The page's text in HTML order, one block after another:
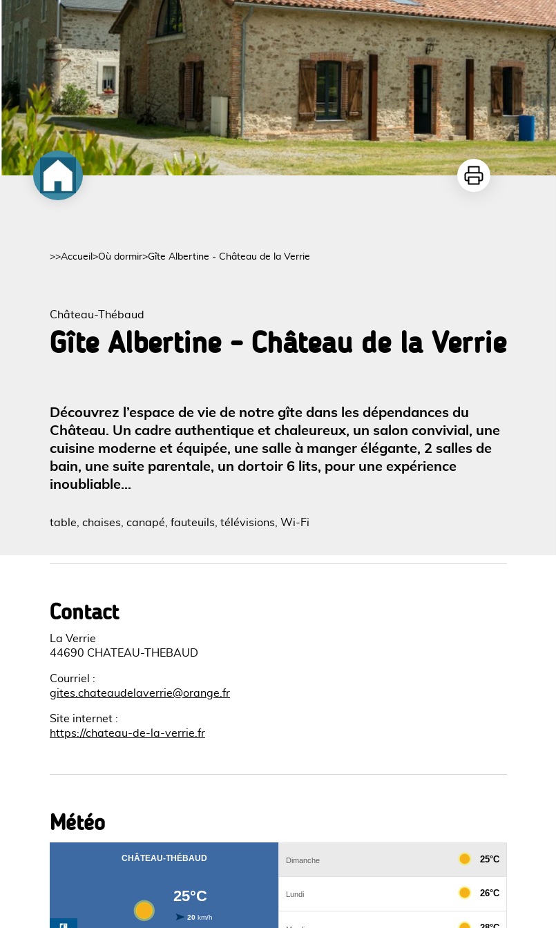
Imprimer
>>Accueil >Où dormir>Gîte Albertine - Château de la Verrie
Château-Thébaud
Gîte Albertine - Château de la Verrie
Découvrez l’espace de vie de notre gîte dans les dépendances du
Château. Un cadre authentique et chaleureux, un salon convivial, une
cuisine moderne et équipée, une salle à manger élégante, 2 salles de
bain, une suite parentale, un dortoir 6 lits, pour une expérience
inoubliable...
table, chaises, canapé, fauteuils, télévisions, Wi-Fi
Contact
La Verrie
44690 CHATEAU-THEBAUD
Courriel
:
gites.chateaudelaverrie@orange.fr
Site internet :
https://chateau-de-la-verrie.fr
Météo